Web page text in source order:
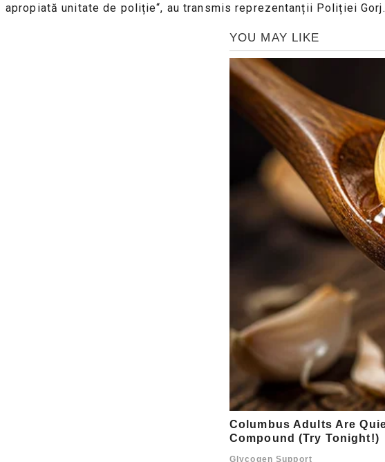
apropiată unitate de poliție“, au transmis reprezentanții Poliției Gorj.